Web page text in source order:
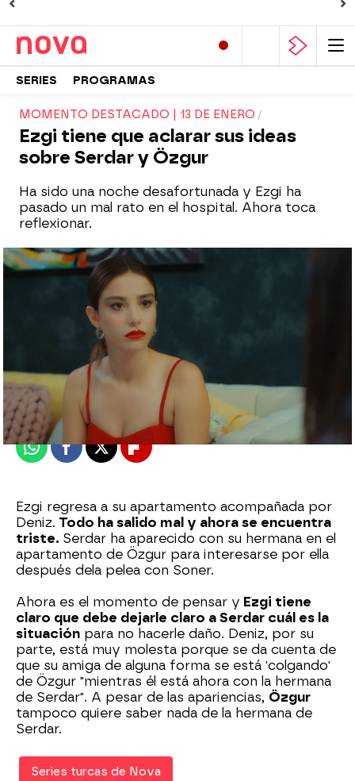
SERIES PROGRAMAS
MOMENTO DESTACADO | 13 DE ENERO
Ezgi tiene que aclarar sus ideas
sobre Serdar y Özgur
Ha sido una noche desafortunada y Ezgi ha
pasado un mal rato en el hospital. Ahora toca
reflexionar.
Madrid
Publicado:13 de enero de 2022, 23:00
WhatsappFacebook
X Flipboard
Ezgi regresa a su apartamento acompañada por
Deniz. Todo ha salido mal y ahora se encuentra
triste. Serdar ha aparecido con su hermana en el
apartamento de Özgur para interesarse por ella
después dela pelea con Soner.
Ahora es el momento de pensar y Ezgi tiene
claro que debe dejarle claro a Serdar cuál es la
situación para no hacerle daño. Deniz, por su
parte, está muy molesta porque se da cuenta de
que su amiga de alguna forma se está 'colgando'
de Özgur "mientras él está ahora con la hermana
de Serdar". A pesar de las apariencias, Özgur
tampoco quiere saber nada de la hermana de
Serdar.
Series turcas de Nova